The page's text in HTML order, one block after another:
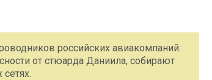
российских авиакомпаний.
от стюарда Даниила, собирают